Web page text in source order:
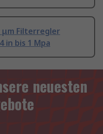
μm Filterregler
in bis 1 Mpa
neuesten